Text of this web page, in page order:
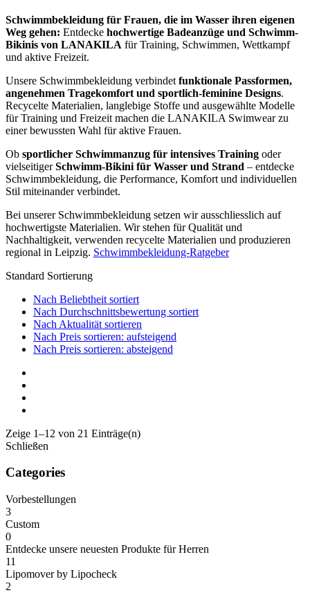
Schwimmbekleidung für Frauen, die im Wasser ihren eigenen
Weg gehen: Entdecke hochwertige Badeanzüge und Schwimm-
Bikinis von LANAKILA für Training, Schwimmen, Wettkampf
und aktive Freizeit.
Unsere Schwimmbekleidung verbindet funktionale Passformen,
angenehmen Tragekomfort und sportlich-feminine Designs.
Recycelte Materialien, langlebige Stoffe und ausgewählte Modelle
für Training und Freizeit machen die LANAKILA Swimwear zu
einer bewussten Wahl für aktive Frauen.
Ob sportlicher Schwimmanzug für intensives Training oder
vielseitigerSchwimm-Bikini für Wasser und Strand – entdecke
Schwimmbekleidung, die Performance, Komfort und individuellen
Stil miteinander verbindet.
Bei unserer Schwimmbekleidung setzen wir ausschliesslich auf
hochwertigste Materialien. Wir stehen für Qualität und
Nachhaltigkeit, verwenden recycelte Materialien und produzieren
regional in Leipzig. Schwimmbekleidung-Ratgeber
Standard Sortierung
Nach Beliebtheit sortiert
Nach Durchschnittsbewertung sortiert
Nach Aktualität sortieren
Nach Preis sortieren: aufsteigend
Nach Preis sortieren: absteigend
Zeige 1–12 von 21 Einträge(n)
Schließen
Categories
Vorbestellungen
3
Custom
0
Entdecke unsere neuesten Produkte für Herren
11
Lipomover by Lipocheck
2